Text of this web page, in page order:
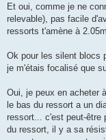
s
a
g
Et oui, comme je ne
relevable), pas facile
ressorts t'amène à
Ok pour les silent blocs
je m'étais focalisé que
Oui, je peux en acheter
le bas du ressort a un
ressort... c'est peut-être
du ressort, il y a sa